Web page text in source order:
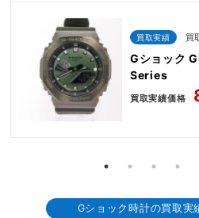
買取実績 買
Gショック
Series
買取実績価格
Gショック時計の買取実